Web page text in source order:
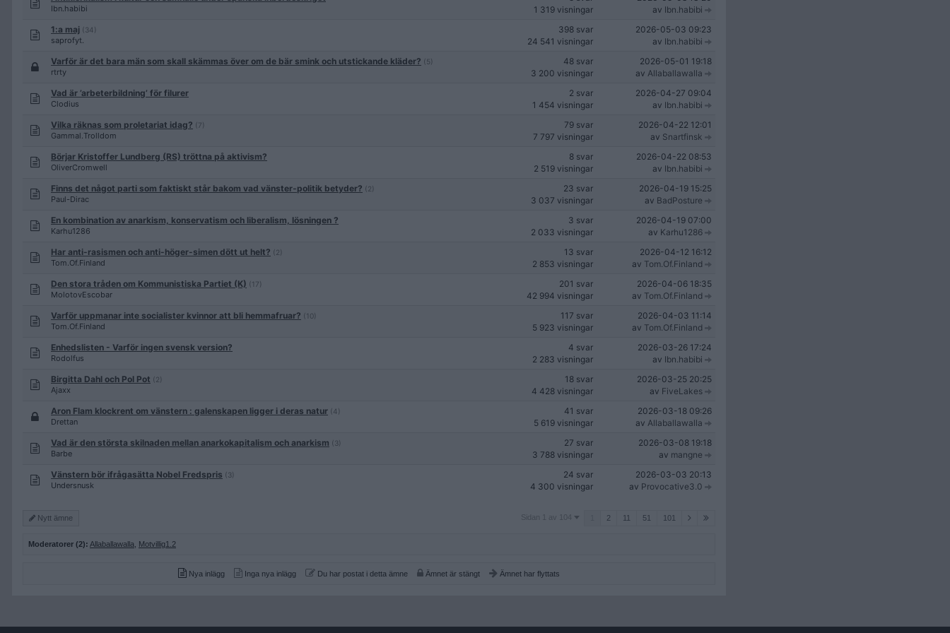
Ibn.habibi
1 319 visningar
av Ibn.habibi
1:a maj (34)
saprofyt.
398 svar
24 541 visningar
2026-05-03 09:23
av Ibn.habibi
Varför är det bara män som skall skämmas över om de bär smink och utstickande kläder? (5)
rtrty
48 svar
3 200 visningar
2026-05-01 19:18
av Allaballawalla
Vad är ’arbeterbildning’ för filurer
Clodius
2 svar
1 454 visningar
2026-04-27 09:04
av Ibn.habibi
Vilka räknas som proletariat idag? (7)
Gammal.Trolldom
79 svar
7 797 visningar
2026-04-22 12:01
av Snartfinsk
Börjar Kristoffer Lundberg (RS) tröttna på aktivism?
OliverCromwell
8 svar
2 519 visningar
2026-04-22 08:53
av Ibn.habibi
Finns det något parti som faktiskt står bakom vad vänster-politik betyder? (2)
Paul-Dirac
23 svar
3 037 visningar
2026-04-19 15:25
av BadPosture
En kombination av anarkism, konservatism och liberalism, lösningen ?
Karhu1286
3 svar
2 033 visningar
2026-04-19 07:00
av Karhu1286
Har anti-rasismen och anti-höger-simen dött ut helt? (2)
Tom.Of.Finland
13 svar
2 853 visningar
2026-04-12 16:12
av Tom.Of.Finland
Den stora tråden om Kommunistiska Partiet (K) (17)
MolotovEscobar
201 svar
42 994 visningar
2026-04-06 18:35
av Tom.Of.Finland
Varför uppmanar inte socialister kvinnor att bli hemmafruar? (10)
Tom.Of.Finland
117 svar
5 923 visningar
2026-04-03 11:14
av Tom.Of.Finland
Enhedslisten - Varför ingen svensk version?
Rodolfus
4 svar
2 283 visningar
2026-03-26 17:24
av Ibn.habibi
Birgitta Dahl och Pol Pot (2)
Ajaxx
18 svar
4 428 visningar
2026-03-25 20:25
av FiveLakes
Aron Flam klockrent om vänstern : galenskapen ligger i deras natur (4)
Drettan
41 svar
5 619 visningar
2026-03-18 09:26
av Allaballawalla
Vad är den största skilnaden mellan anarkokapitalism och anarkism (3)
Barbe
27 svar
3 788 visningar
2026-03-08 19:18
av mangne
Vänstern bör ifrågasätta Nobel Fredspris (3)
Undersnusk
24 svar
4 300 visningar
2026-03-03 20:13
av Provocative3.0
Nytt ämne
Sidan
Sidan 1 av 104 2 11 51 101
Moderatorer (2): Allaballawalla Motvillig1.2
Nya inlägg Inga nya inlägg Du har postat i detta ämne Ämnet är stängt Ämnet har flyttats